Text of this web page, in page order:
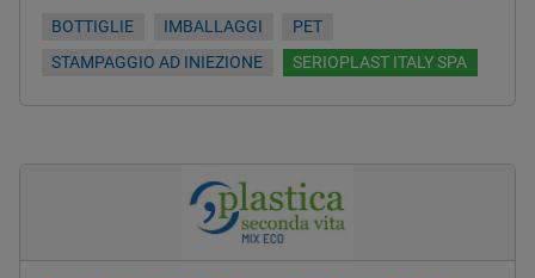
BOTTIGLIE IMBALLAGGI
PET
STAMPAGGIO AD INIEZIONE
SERIOPLAST ITALY SPA